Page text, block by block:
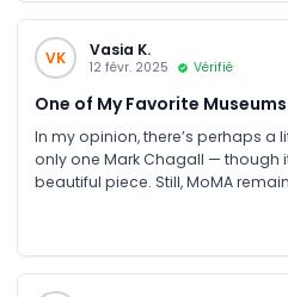
and engaging for everyone. The
layouts are easy to follow, and
friendly, helpful, and dedicated
VK Vasia K.
12 févr. 2025 Vérifié
One of My Favorite
In my opinion, there’s perhaps a
only one Mark Chagall — though
beautiful piece. Still, MoMA
course, to New Yorkers